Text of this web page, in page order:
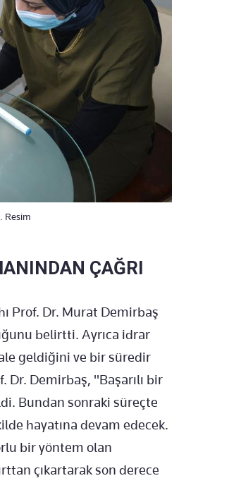
Resim
ÇAĞRI
Prof. Dr. Murat Demirbaş
belirtti. Ayrıca idrar
geldiğini ve bir süredir
Dr. Demirbaş, "Başarılı bir
Bundan sonraki süreçte
hayatına devam edecek.
bir yöntem olan
çıkartarak son derece